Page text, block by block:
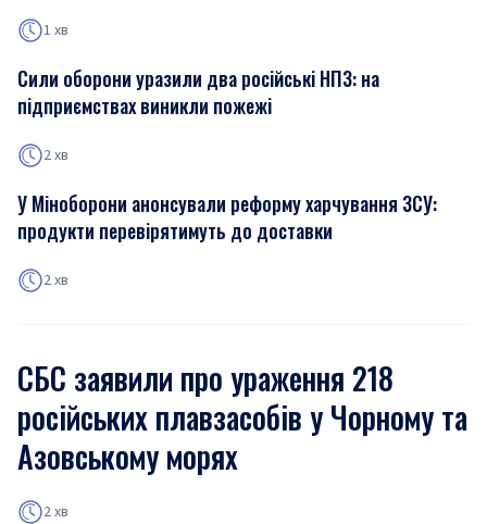
1 хв
Сили оборони уразили два російські НПЗ: на
підприємствах виникли пожежі
2 хв
У Міноборони анонсували реформу харчування ЗСУ:
продукти перевірятимуть до доставки
2 хв
СБС заявили про ураження 218
російських плавзасобів у Чорному та
Азовському морях
2 хв